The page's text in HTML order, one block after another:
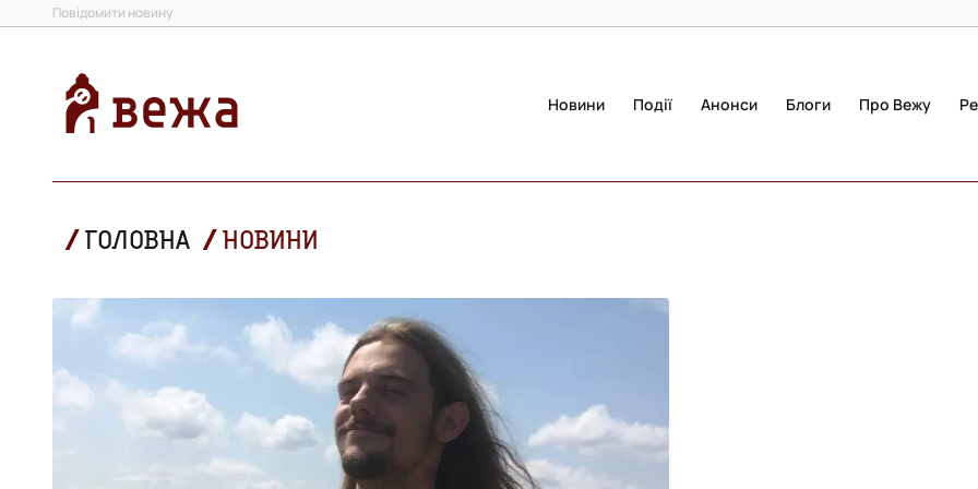
Повідомити новину
Новини Події Анонси Блоги Про Вежу
ГОЛОВНА НОВИНИ